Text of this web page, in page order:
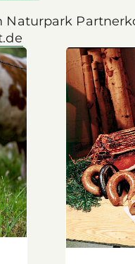
Naturpark